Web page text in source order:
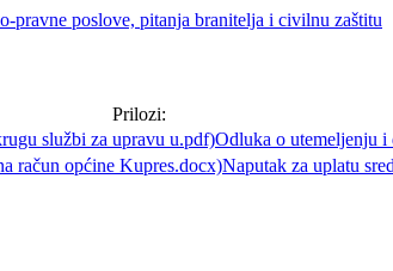
pravne poslove, pitanja branitelja i civilnu zaštitu
Prilozi:
Odluka o utemeljenju
Naputak za uplatu